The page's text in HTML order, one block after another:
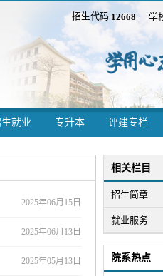
招生代码12668 学
就业 专升本 评建专栏
相关栏目
招生简章
就业服务
院系热点
2025年06月15日
2025年06月13日
2025年05月13日